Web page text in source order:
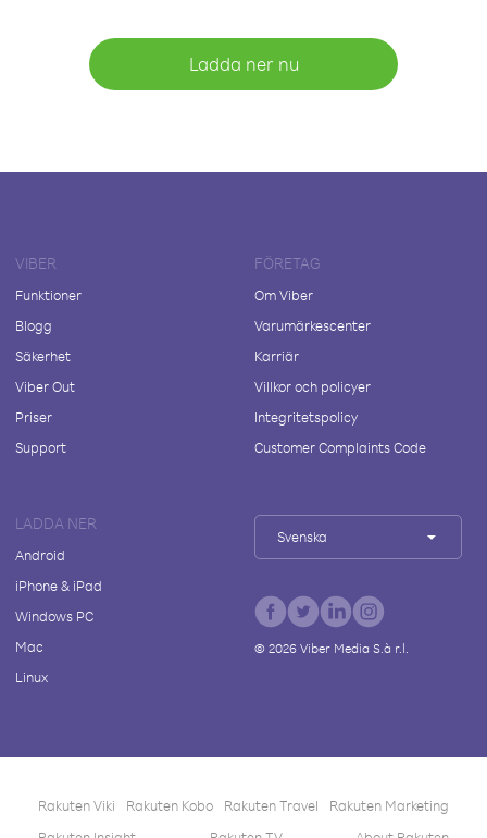
Ladda ner nu
VIBER
Funktioner
Blogg
Säkerhet
Viber Out
Priser
Support
FÖRETAG
Om Viber
Varumärkescenter
Karriär
Villkor och policyer
Integritetspolicy
Customer Complaints Code
LADDA NER
Android
iPhone & iPad
Windows PC
Mac
Linux
Svenska
© 2026Viber Media S.à r.l.
Rakuten Viki Rakuten Kobo Rakuten Travel
Rakuten Marketing